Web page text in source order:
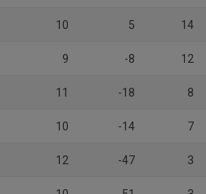
10 5 14
9 -8 12
11 -18 8
10 -14 7
12 -47 3